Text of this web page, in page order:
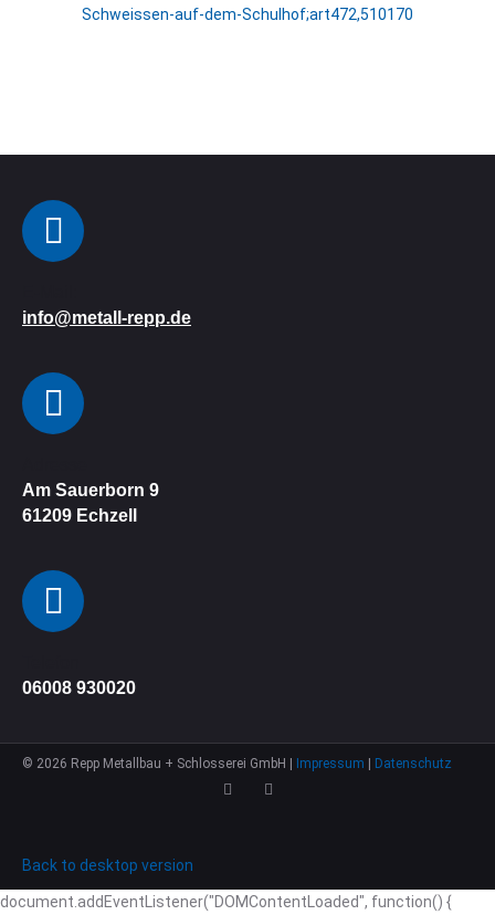
Schweissen-auf-dem-Schulhof;art472,510170
info@metall-repp.de
Am Sauerborn 9
61209 Echzell
06008 930020
© 2026 Repp Metallbau + Schlosserei GmbH | Impressum Datenschutz
Back to desktop version
document.addEventListener("DOMContentLoaded", function() {